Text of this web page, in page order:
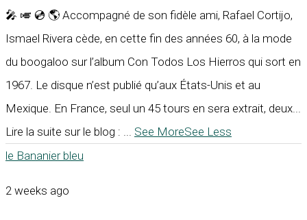
🎤 🎺 💿 🌎 Accompagné de son fidèle ami, Rafael Cortijo,
Ismael Rivera cède, en cette fin des années 60, à la mode
du boogaloo sur l’album Con Todos Los Hierros qui sort en
1967. Le disque n’est publié qu’aux États-Unis et au
Mexique. En France, seul un 45 tours en sera extrait, deux...
Lire la suite sur le blog : ... See MoreSee Less
le Bananier bleu
2 weeks ago